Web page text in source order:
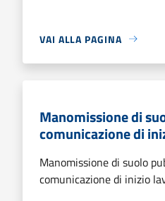
VAI ALLA PAGINA
Manomissione di
comunicazione di
Manomissione di suolo
comunicazione di inizio